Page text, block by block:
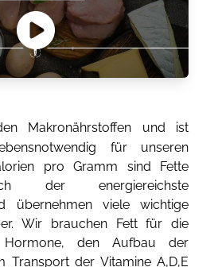
Makronährstoffen und ist
für unseren
pro Gramm sind Fette
der energiereichste
übernehmen viele wichtige
Wir brauchen Fett für die
Hormone, den Aufbau der
Transport der Vitamine A,D,E